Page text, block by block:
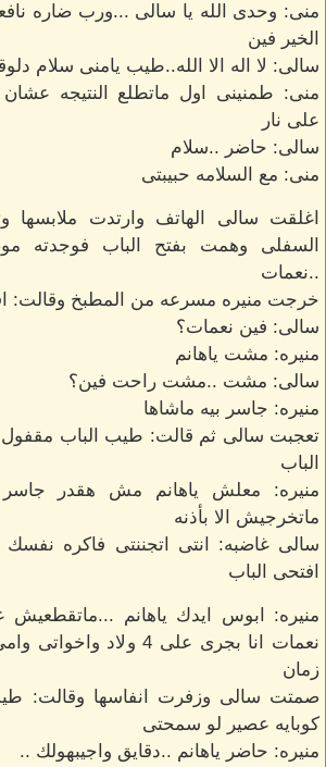
منى: وحدى الله يا سالى ...ورب ضاره
الخير فين
سالى: لا اله الا الله..طيب يامنى سلام
منى: طمنينى اول ماتطلع النتيجه
على نار
سالى: حاضر ..سلام
منى: مع السلامه حبيبتى
اغلقت سالى الهاتف وارتدت ملابسها
السفلى وهمت بفتح الباب فوجدته
..نعمات
خرجت منيره مسرعه من المطبخ وقالت:
سالى: فين نعمات؟
منيره: مشت ياهانم
سالى: مشت ..مشت راحت فين؟
منيره: جاسر بيه ماشاها
تعجبت سالى ثم قالت: طيب الباب مقفول
الباب
منيره: معلش ياهانم مش هقدر جاسر
ماتخرجيش الا بأذنه
سالى غاضبه: انتى اتجننتى فاكره
افتحى الباب
منيره: ابوس ايدك ياهانم
نعمات انا بجرى على 4
زمان
صمتت سالى وزفرت انفاسها وقالت:
كوبايه عصير لو سمحتى
منيره: حاضر ياهانم ..دقايق واجيبهولك ..